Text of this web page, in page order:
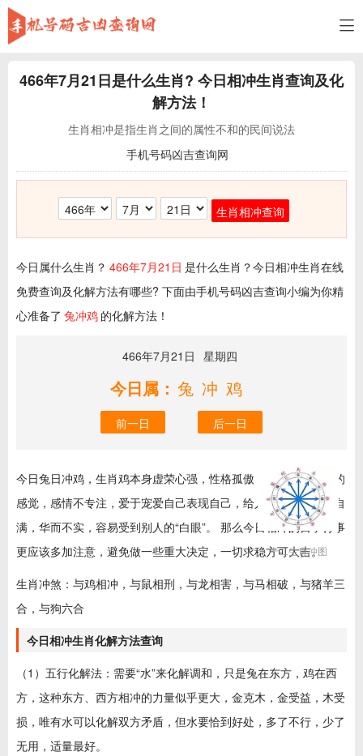
466年7月21日是什么生肖? 今日相冲生肖查询及化
解方法！
生肖相冲是指生肖之间的属性不和的民间说法
手机号码凶吉查询网
生肖相冲查询
今日属什么生肖？ 466年7月21日 是什么生肖？今日相冲生肖在线
免费查询及化解方法有哪些? 下面由手机号码凶吉查询小编为你精
心准备了 兔冲鸡 的化解方法！
466年7月21日 星期四
今日属： 兔冲鸡
前一日 后一日
十二生肖冲图
今日兔日冲鸡，生肖鸡本身虚荣心强，性格孤傲，喜欢若即若离的
感觉，感情不专注，爱于宠爱自己表现自己，给人的感觉是骄傲自
满，华而不实，容易受到别人的“白眼”。 那么今日相冲的日子行事
更应该多加注意，避免做一些重大决定，一切求稳方可大吉。
生肖冲煞：与鸡相冲，与鼠相刑，与龙相害，与马相破，与猪羊三
合，与狗六合
今日相冲生肖化解方法查询
（1）五行化解法：需要“水”来化解调和，只是兔在东方，鸡在西
方，这种东方、西方相冲的力量似乎更大，金克木，金受益，木受
损，唯有水可以化解双方矛盾，但水要恰到好处，多了不行，少了
无用，适量最好。